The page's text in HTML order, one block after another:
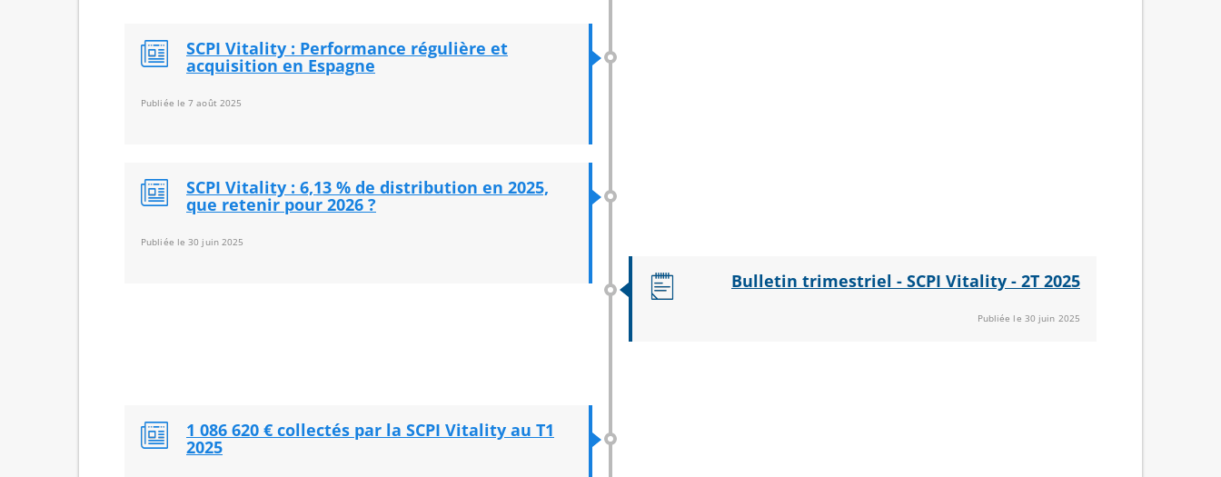
SCPI Vitality : Performance régulière et
acquisition en Espagne
Publiée le 7 août 2025
SCPI Vitality : 6,13 % de distribution en 2025,
que retenir pour 2026 ?
Publiée le 30 juin 2025
Bulletin trimestriel - SCPI Vitality - 2T 2025
Publiée le 30 juin 2025
1 086 620 € collectés par la SCPI Vitality au T1
2025